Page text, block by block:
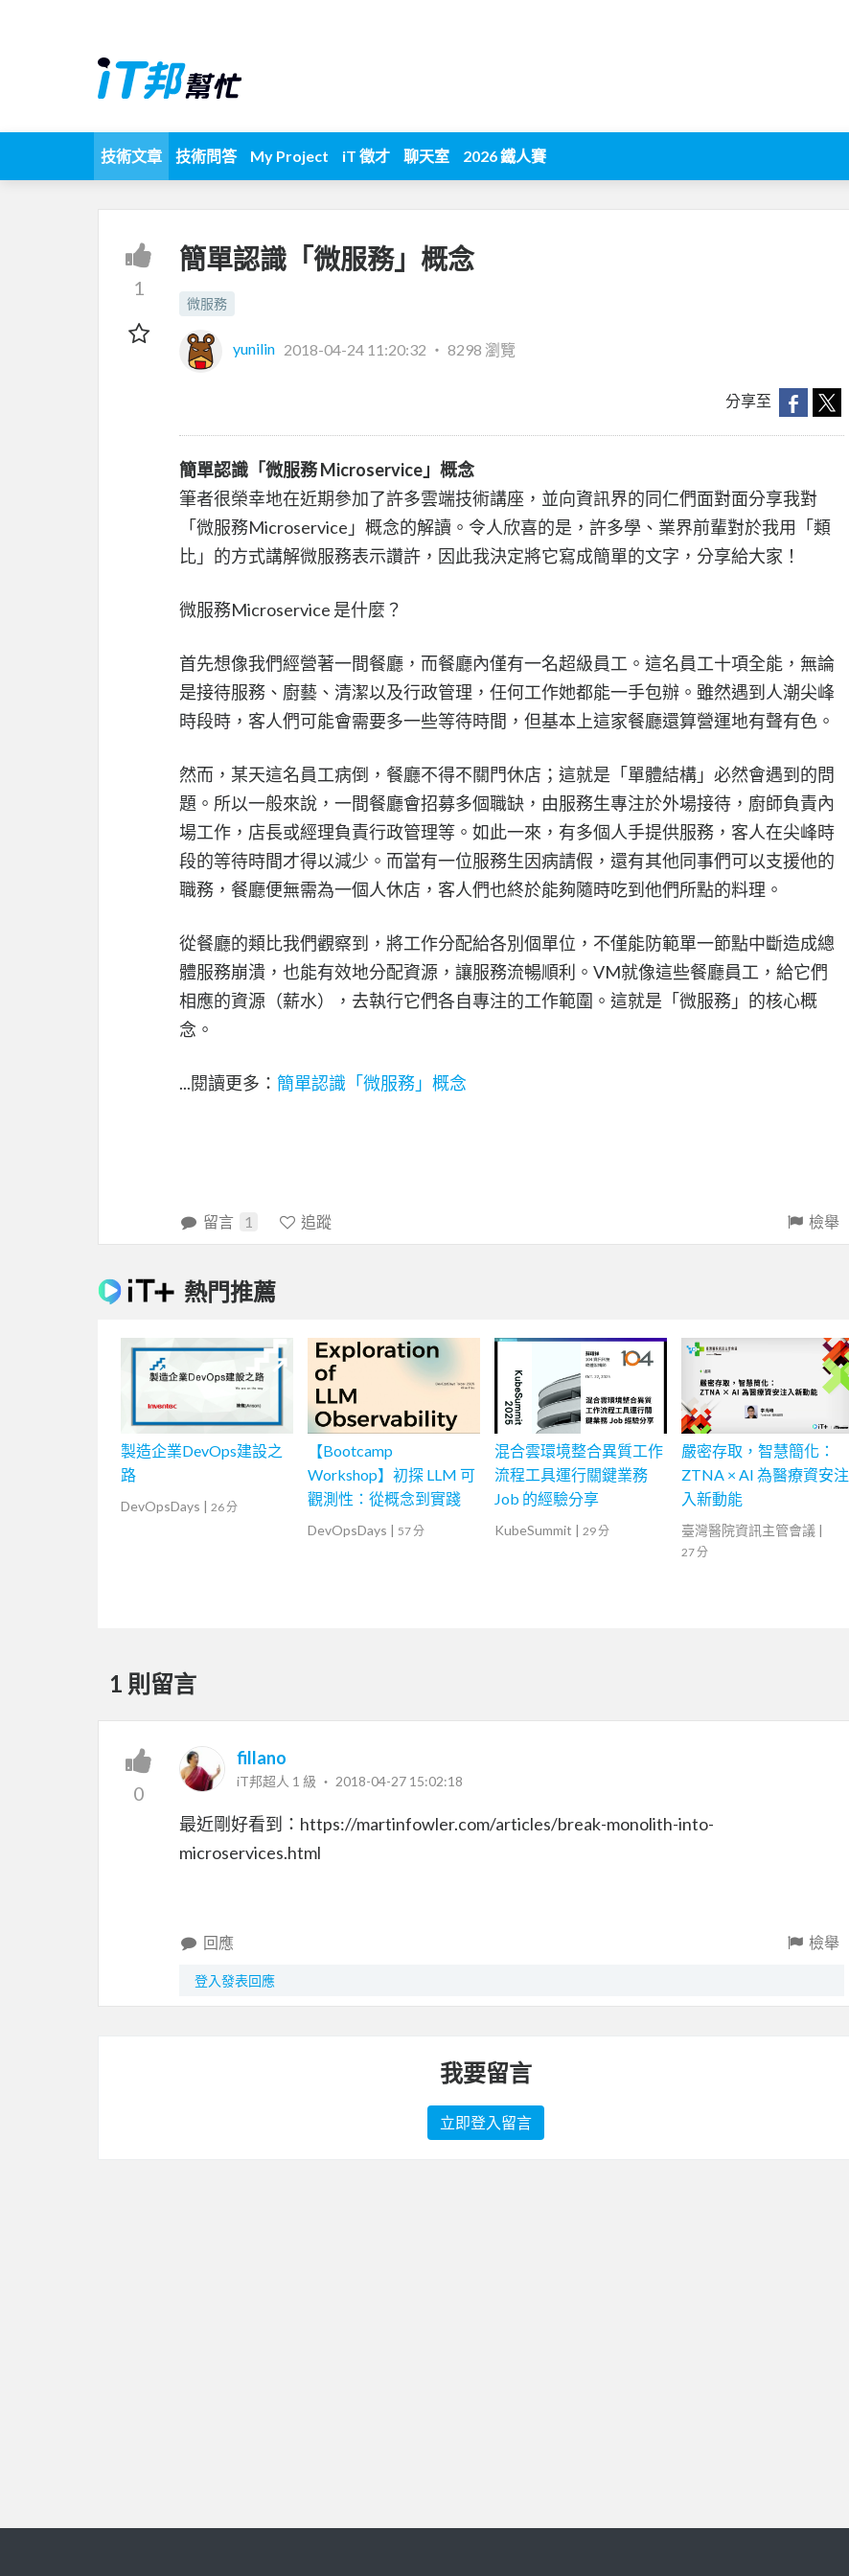
技術文章 技術問答 My Project iT 徵才 聊天室 2026 鐵人賽
1
簡單認識「微服務」概念
微服務
yunilin 2018-04-24 11:20:32 ‧ 8298 瀏覽
分享至
簡單認識「微服務 Microservice」概念
筆者很榮幸地在近期參加了許多雲端技術講座，並向資訊界的同仁們面對面分享我對
「微服務Microservice」概念的解讀。令人欣喜的是，許多學、業界前輩對於我用「類
比」的方式講解微服務表示讚許，因此我決定將它寫成簡單的文字，分享給大家！
微服務Microservice 是什麼？
首先想像我們經營著一間餐廳，而餐廳內僅有一名超級員工。這名員工十項全能，無論
是接待服務、廚藝、清潔以及行政管理，任何工作她都能一手包辦。雖然遇到人潮尖峰
時段時，客人們可能會需要多一些等待時間，但基本上這家餐廳還算營運地有聲有色。
然而，某天這名員工病倒，餐廳不得不關門休店；這就是「單體結構」必然會遇到的問
題。所以一般來說，一間餐廳會招募多個職缺，由服務生專注於外場接待，廚師負責內
場工作，店長或經理負責行政管理等。如此一來，有多個人手提供服務，客人在尖峰時
段的等待時間才得以減少。而當有一位服務生因病請假，還有其他同事們可以支援他的
職務，餐廳便無需為一個人休店，客人們也終於能夠隨時吃到他們所點的料理。
從餐廳的類比我們觀察到，將工作分配給各別個單位，不僅能防範單一節點中斷造成總
體服務崩潰，也能有效地分配資源，讓服務流暢順利。VM就像這些餐廳員工，給它們
相應的資源（薪水），去執行它們各自專注的工作範圍。這就是「微服務」的核心概
念。
...閱讀更多： 簡單認識「微服務」概念
留言 1 追蹤 檢舉
熱門推薦
製造企業DevOps建設之
路
DevOpsDays | 26 分
【Bootcamp
Workshop】初探 LLM 可
觀測性：從概念到實踐
DevOpsDays | 57 分
混合雲環境整合異質工作
流程工具運行關鍵業務
Job 的經驗分享
KubeSummit | 29 分
嚴密存取，智慧簡化：
ZTNA × AI 為醫療資安注
入新動能
臺灣醫院資訊主管會議 |
27 分
1 則留言
0
fillano
iT邦超人 1 級 ‧ 2018-04-27 15:02:18
最近剛好看到：https://martinfowler.com/articles/break-monolith-into-
microservices.html
回應 檢舉
登入發表回應
我要留言
立即登入留言